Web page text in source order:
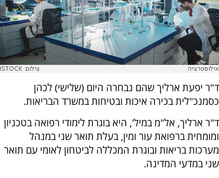
אילוסטרציה צילום: ISTOCK
ד"ר יפעת ארליך שהם נבחרה היום (שלישי) לכהן
כסמנכ"לית בכירה איכות ובטיחות במשרד הבריאות.
ד"ר ארליך, אל"מ במיל', היא בוגרת לימודי רפואה בטכניון
ומומחית ברפואת עור ומין, בעלת תואר שני במנהל
מערכות בריאות ובוגרת המכללה לביטחון לאומי עם תואר
שני במדעי המדינה.